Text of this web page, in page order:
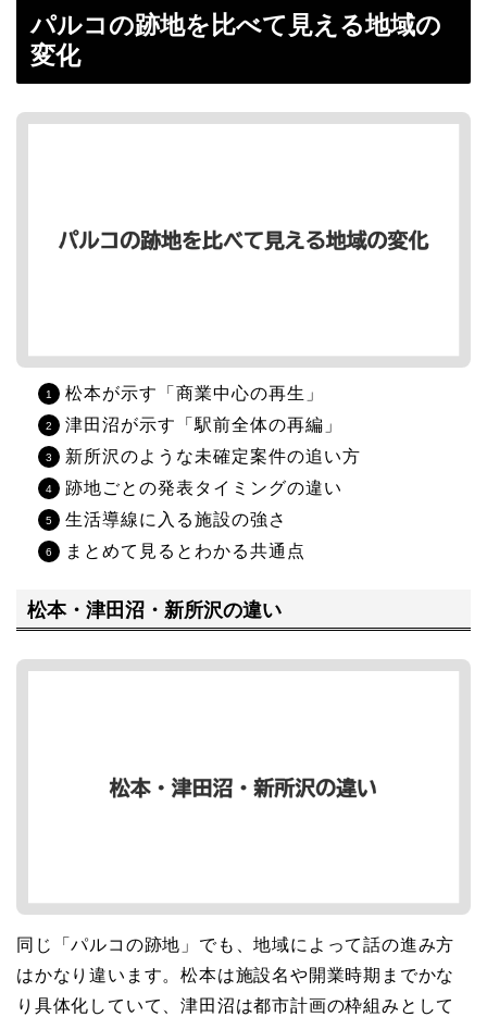
パルコの跡地を比べて見える地域の
変化
松本が示す「商業中心の再生」
津田沼が示す「駅前全体の再編」
新所沢のような未確定案件の追い方
跡地ごとの発表タイミングの違い
生活導線に入る施設の強さ
まとめて見るとわかる共通点
松本・津田沼・新所沢の違い
同じ「パルコの跡地」でも、地域によって話の進み方
はかなり違います。松本は施設名や開業時期までかな
り具体化していて、津田沼は都市計画の枠組みとして